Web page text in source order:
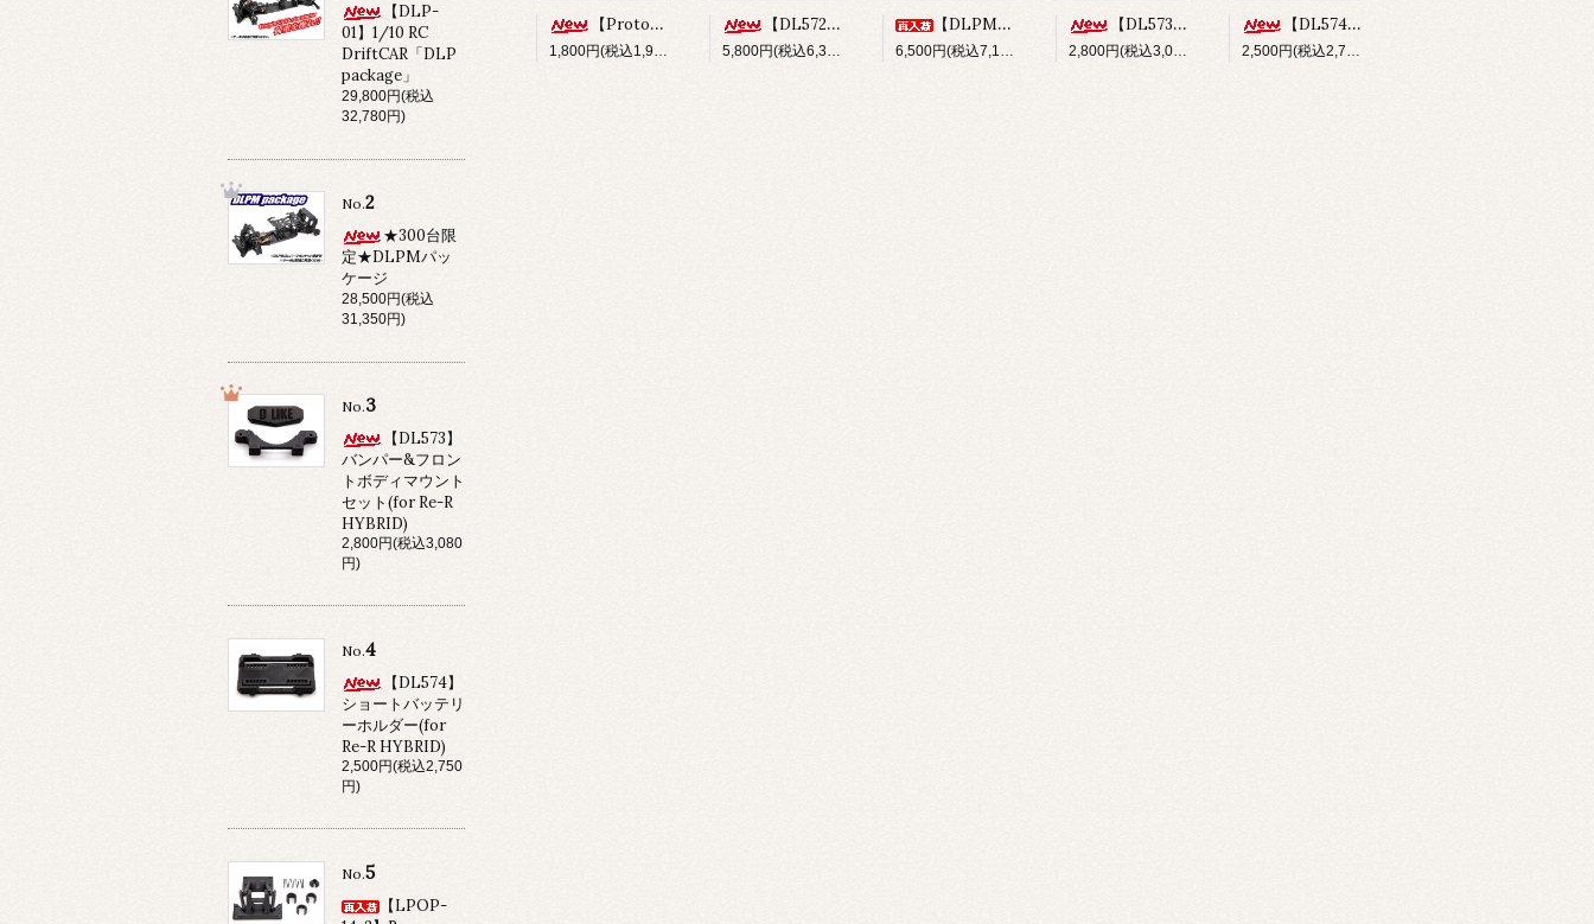
【Prototype34】フロントディフューザー
1,800円(税込1,980円)
【DL572】SUS304 ステンレスショックシャフト(φ3x33.5mm)
5,800円(税込6,380円)
【DLPM-OP02】Rear LinkSus for DLPM
6,500円(税込7,150円)
【DL573】バンパー&フロントボディマウントセット(for Re-R HYBRID)
2,800円(税込3,080円)
【DL574】ショートバッテリーホルダー(for Re-R HYBRID)
2,500円(税込2,750円)
【DLP-
01】1/10 RC
DriftCAR「DLP
package」
29,800円(税込
32,780円)
No.2
★300台限
定★DLPMパッ
ケージ
28,500円(税込
31,350円)
No.3
【DL573】
バンパー&フロン
トボディマウント
セット(for Re-R
HYBRID)
2,800円(税込3,080
円)
No.4
【DL574】
ショートバッテリ
ーホルダー(for
Re-R HYBRID)
2,500円(税込2,750
円)
No.5
【LPOP-